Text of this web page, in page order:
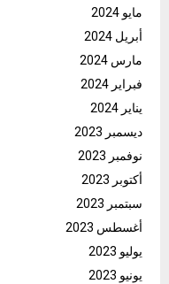
مايو 2024
أبريل 2024
مارس 2024
فبراير 2024
يناير 2024
ديسمبر 2023
نوفمبر 2023
أكتوبر 2023
سبتمبر 2023
أغسطس 2023
يوليو 2023
يونيو 2023